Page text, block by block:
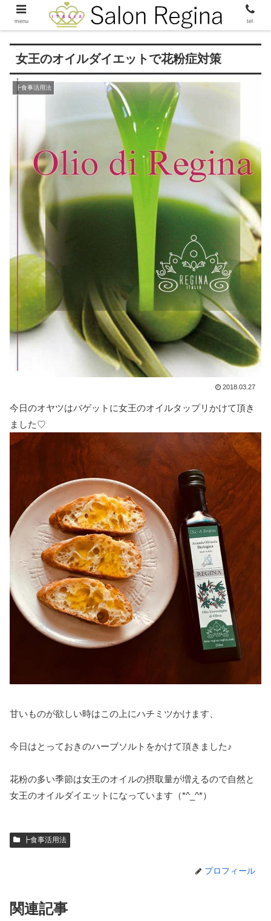
女王のオイルダイエットで花粉症対策
┣食事活用法
2018.03.27
今日のオヤツはバゲットに女王のオイルタップリかけて頂き
ました♡
甘いものが欲しい時はこの上にハチミツかけます、
今日はとっておきのハーブソルトをかけて頂きました♪
花粉の多い季節は女王のオイルの摂取量が増えるので自然と
女王のオイルダイエットになっています（*^_^*）
┣食事活用法
プロフィール
関連記事
menu tel